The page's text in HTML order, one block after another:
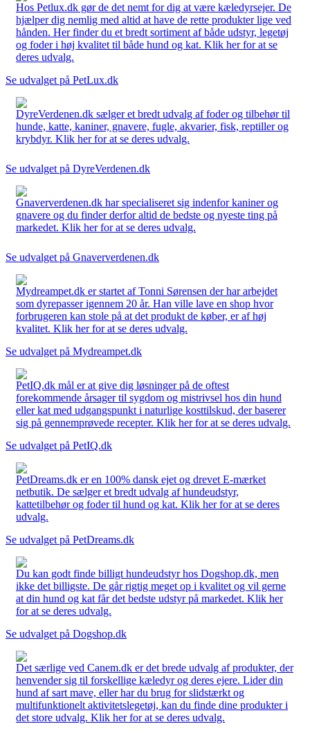
Hos Petlux.dk gør de det nemt for dig at være kæledyrsejer. De
hjælper dig nemlig med altid at have de rette produkter lige ved
hånden. Her finder du et bredt sortiment af både udstyr, legetøj
og foder i høj kvalitet til både hund og kat. Klik her for at se
deres udvalg.
Se udvalget på PetLux.dk
DyreVerdenen.dk sælger et bredt udvalg af foder og tilbehør til
hunde, katte, kaniner, gnavere, fugle, akvarier, fisk, reptiller og
krybdyr. Klik her for at se deres udvalg.
Se udvalget på DyreVerdenen.dk
Gnaververdenen.dk har specialiseret sig indenfor kaniner og
gnavere og du finder derfor altid de bedste og nyeste ting på
markedet. Klik her for at se deres udvalg.
Se udvalget på Gnaververdenen.dk
Mydreampet.dk er startet af Tonni Sørensen der har arbejdet
som dyrepasser igennem 20 år. Han ville lave en shop hvor
forbrugeren kan stole på at det produkt de køber, er af høj
kvalitet. Klik her for at se deres udvalg.
Se udvalget på Mydreampet.dk
PetIQ.dk mål er at give dig løsninger på de oftest
forekommende årsager til sygdom og mistrivsel hos din hund
eller kat med udgangspunkt i naturlige kosttilskud, der baserer
sig på gennemprøvede recepter. Klik her for at se deres udvalg.
Se udvalget på PetIQ.dk
PetDreams.dk er en 100% dansk ejet og drevet E-mærket
netbutik. De sælger et bredt udvalg af hundeudstyr,
kattetilbehør og foder til hund og kat. Klik her for at se deres
udvalg.
Se udvalget på PetDreams.dk
Du kan godt finde billigt hundeudstyr hos Dogshop.dk, men
ikke det billigste. De går rigtig meget op i kvalitet og vil gerne
at din hund og kat får det bedste udstyr på markedet. Klik her
for at se deres udvalg.
Se udvalget på Dogshop.dk
Det særlige ved Canem.dk er det brede udvalg af produkter, der
henvender sig til forskellige kæledyr og deres ejere. Lider din
hund af sart mave, eller har du brug for slidstærkt og
multifunktionelt aktivitetslegetøj, kan du finde dine produkter i
det store udvalg. Klik her for at se deres udvalg.